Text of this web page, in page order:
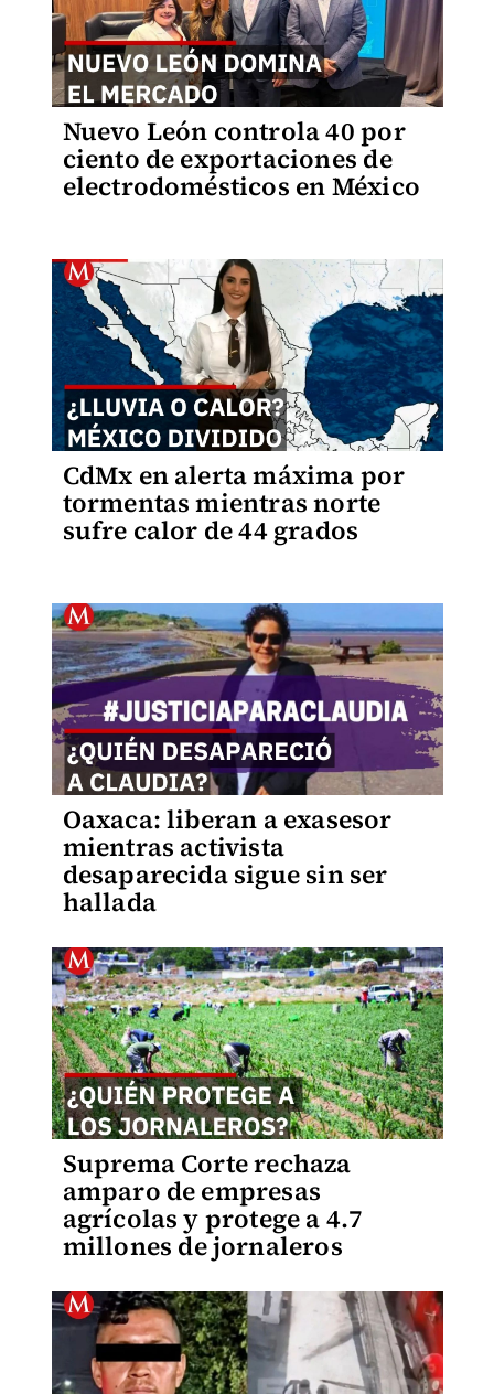
Nuevo León controla 40 por
ciento de exportaciones de
electrodomésticos en México
CdMx en alerta máxima por
tormentas mientras norte
sufre calor de 44 grados
Oaxaca: liberan a exasesor
mientras activista
desaparecida sigue sin ser
hallada
Suprema Corte rechaza
amparo de empresas
agrícolas y protege a 4.7
millones de jornaleros